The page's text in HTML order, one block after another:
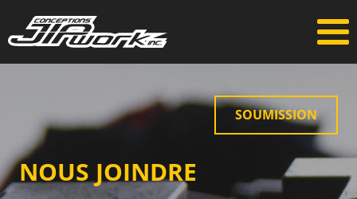
SOUMISSION
NOUS JOINDRE